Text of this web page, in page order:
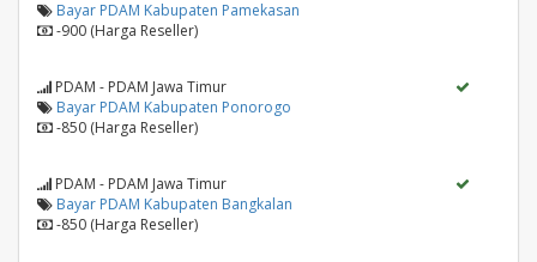
Bayar PDAM Kabupaten Pamekasan
-900 (Harga Reseller)
PDAM - PDAM Jawa Timur
Bayar PDAM Kabupaten Ponorogo
-850 (Harga Reseller)
PDAM - PDAM Jawa Timur
Bayar PDAM Kabupaten Bangkalan
-850 (Harga Reseller)